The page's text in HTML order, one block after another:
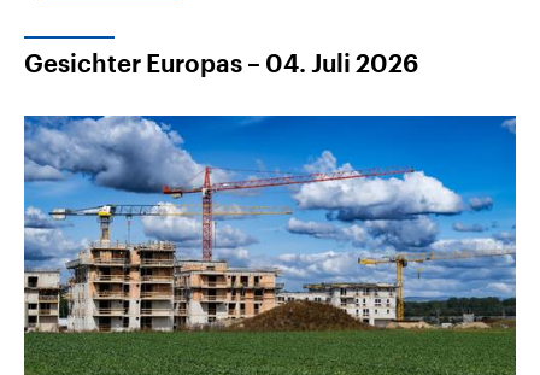
Gesichter Europas – 04. Juli 2026